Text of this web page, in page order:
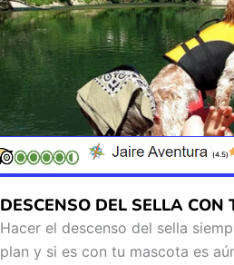
(4.5)
DESCENSO DEL SELLA CON
Hacer el descenso del sella
plan y si es con tu mascota es